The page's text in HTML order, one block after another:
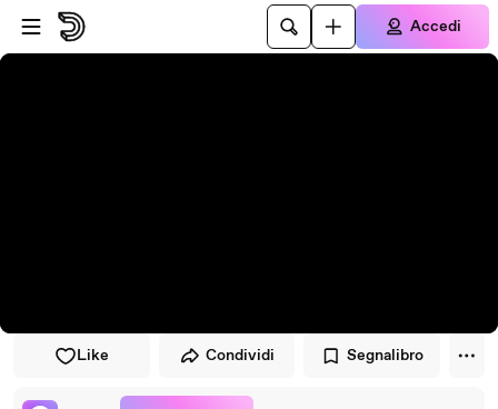
Vai al lettore
Passa al contenuto principale
Accedi
Like Condividi Segnalibro